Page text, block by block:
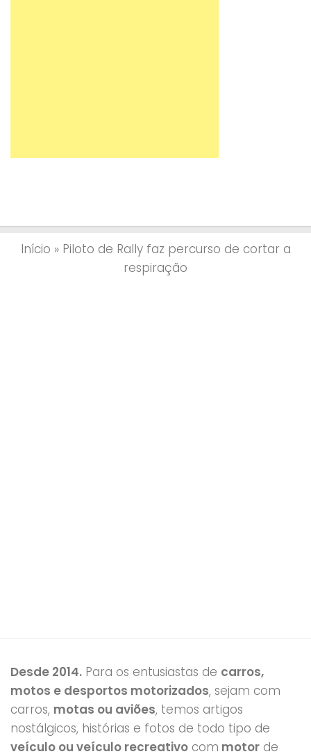
Início » Piloto de Rally faz percurso de cortar a
respiração
Desde 2014. Para os entusiastas de carros,
motos e desportos motorizados, sejam com
carros, motas ou aviões, temos artigos
nostálgicos, histórias e fotos de todo tipo de
veículo ou veículo recreativo com motor de